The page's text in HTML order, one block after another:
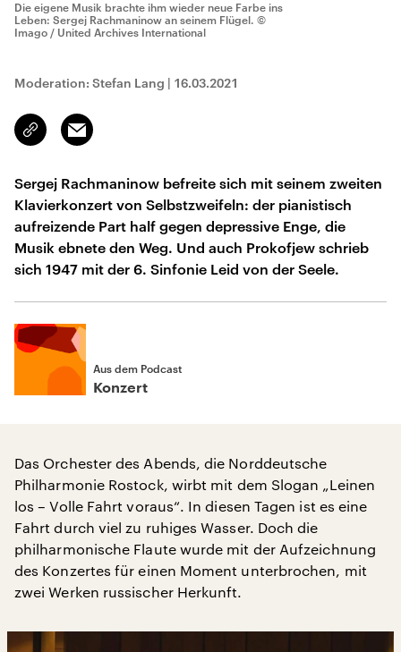
Die eigene Musik brachte ihm wieder neue Farbe ins
Leben: Sergej Rachmaninow an seinem Flügel. ©
Imago / United Archives International
Moderation: Stefan Lang | 16.03.2021
Link
kopieren/teilen
Email
Sergej Rachmaninow befreite sich mit seinem zweiten
Klavierkonzert von Selbstzweifeln: der pianistisch
aufreizende Part half gegen depressive Enge, die
Musik ebnete den Weg. Und auch Prokofjew schrieb
sich 1947 mit der 6. Sinfonie Leid von der Seele.
Aus dem Podcast
Konzert
Das Orchester des Abends, die Norddeutsche
Philharmonie Rostock, wirbt mit dem Slogan „Leinen
los – Volle Fahrt voraus“. In diesen Tagen ist es eine
Fahrt durch viel zu ruhiges Wasser. Doch die
philharmonische Flaute wurde mit der Aufzeichnung
des Konzertes für einen Moment unterbrochen, mit
zwei Werken russischer Herkunft.